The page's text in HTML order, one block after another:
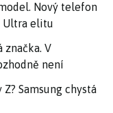
Nový telefon
Ultra elitu
značka. V
není
Samsung chystá